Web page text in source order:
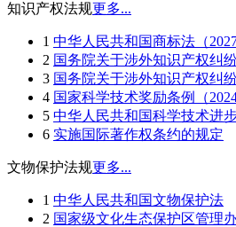
知识产权法规更多...
1 中华人民共和国商标法（2027
2 国务院关于涉外知识产权纠
3 国务院关于涉外知识产权纠
4 国家科学技术奖励条例（2024
5 中华人民共和国科学技术进步
6 实施国际著作权条约的规定
文物保护法规更多...
1 中华人民共和国文物保护法
2 国家级文化生态保护区管理